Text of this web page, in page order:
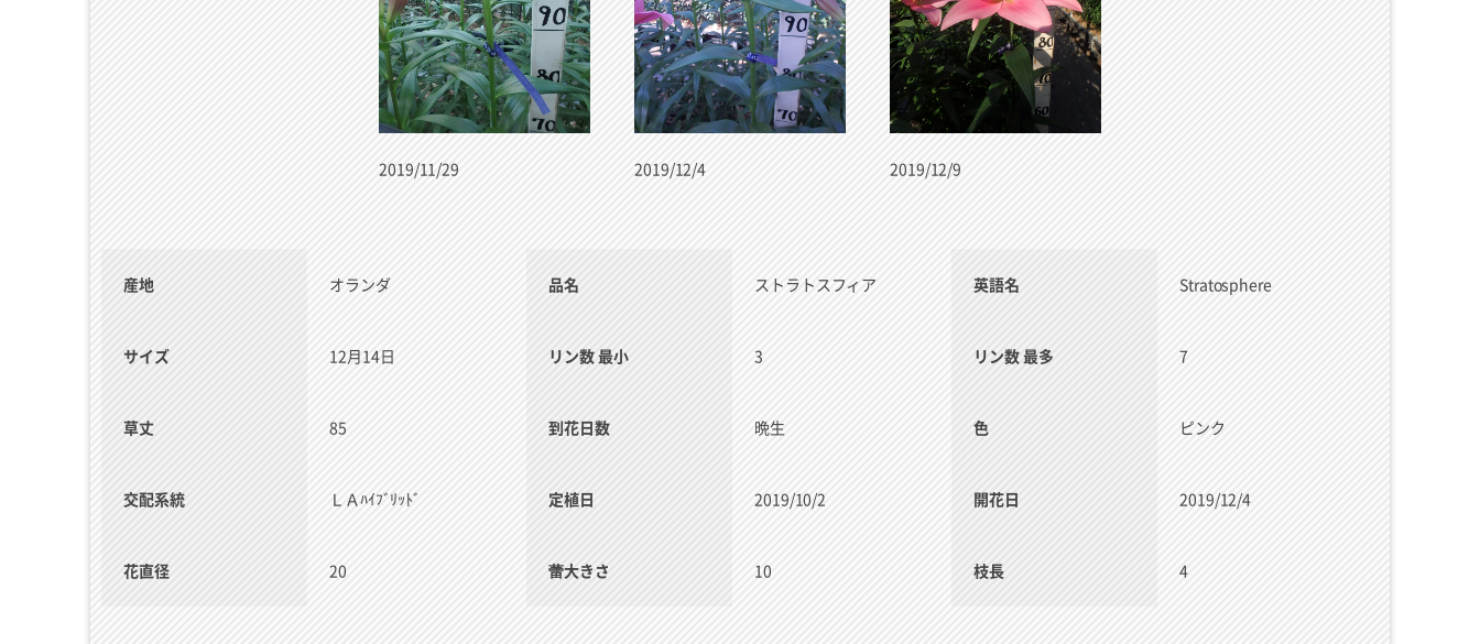
2019/11/29 2019/12/4 2019/12/9
産地 オランダ 品名 ストラトスフィア 英語名 Stratosphere
サイズ 12月14日 リン数 最小 3 リン数 最多 7
草丈 85 到花日数 晩生 色 ピンク
交配系統 ＬＡﾊｲﾌﾞﾘｯﾄﾞ 定植日 2019/10/2 開花日 2019/12/4
花直径 20 蕾大きさ 10 枝長 4